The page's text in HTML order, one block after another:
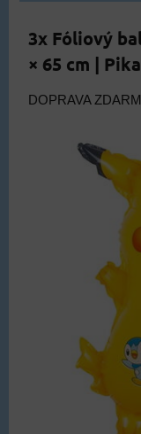
3x Fóliový
× 65 cm |
DOPRAVA